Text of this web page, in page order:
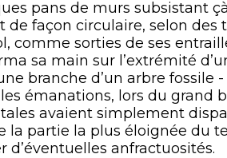
pans de murs subsistant
façon circulaire, selon des
comme sorties de ses
sa main sur l’extrémité
branche d’un arbre fossile
émanations, lors du grand
avaient simplement
partie la plus éloignée du
d’éventuelles